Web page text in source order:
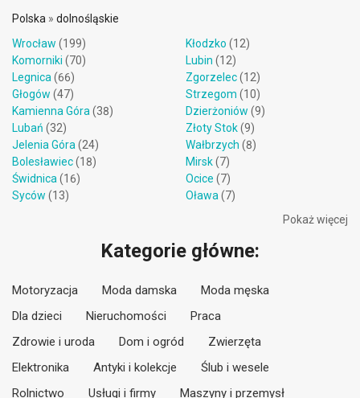
Polska » dolnośląskie
Wrocław (199)
Komorniki (70)
Legnica (66)
Głogów (47)
Kamienna Góra (38)
Lubań (32)
Jelenia Góra (24)
Bolesławiec(18)
Świdnica (16)
Syców (13)
Kłodzko (12)
Lubin (12)
Zgorzelec(12)
Strzegom (10)
Dzierżoniów (9)
Złoty Stok(9)
Wałbrzych (8)
Mirsk(7)
Ocice (7)
Oława (7)
Pokaż więcej
Kategorie główne:
Motoryzacja Moda damska
Moda męska
Dla dzieci
Nieruchomości
Praca
Zdrowie i uroda
Dom i ogród
Zwierzęta
Elektronika
Antyki i kolekcje
Ślub i wesele
Rolnictwo
Usługi i firmy Maszyny i przemysł